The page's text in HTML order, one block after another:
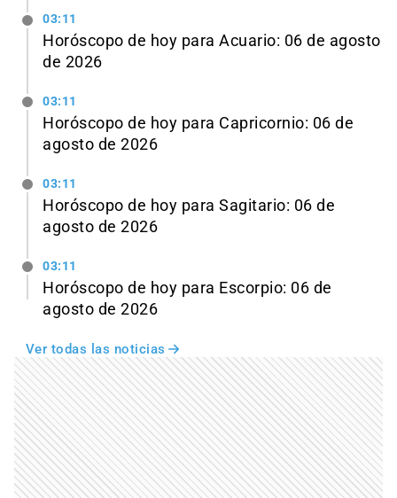
03:11
Horóscopo de hoy para Acuario: 06 de agosto
de 2026
03:11
Horóscopo de hoy para Capricornio: 06 de
agosto de 2026
03:11
Horóscopo de hoy para Sagitario: 06 de
agosto de 2026
03:11
Horóscopo de hoy para Escorpio: 06 de
agosto de 2026
Ver todas las noticias